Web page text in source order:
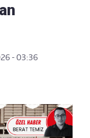
- 03:36